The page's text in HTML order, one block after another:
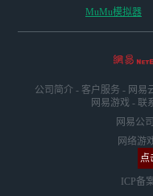
MuMu模拟器
公司简介 - 客户服务 - 网易
网易游戏 - 联
网易公
网络游
点
ICP备